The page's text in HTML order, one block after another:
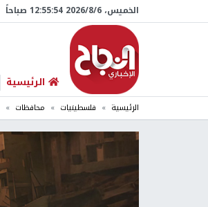
الخميس، 6/‏8/‏2026 12:55:56 صباحاً
الرئيسية
الرئيسية فلسطينيات محافظات